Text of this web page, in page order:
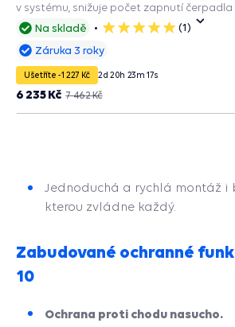
Na skladě
5
(1)
v systému, snižuje počet zapnutí čerpadla
životnost, zabudované příslušenství a
Manometr, Ochrana chodu na sucho,
Ochrana proti vodnímu rázu.
Záruka 3 roky
Ušetříte -1 227 Kč 2d 20h 23m 16s
7 462 Kč
6 235 Kč
Jednoduchá a rychlá montáž i
kterou zvládne každý.
Zabudované ochranné
10
Ochrana proti chodu nasucho.